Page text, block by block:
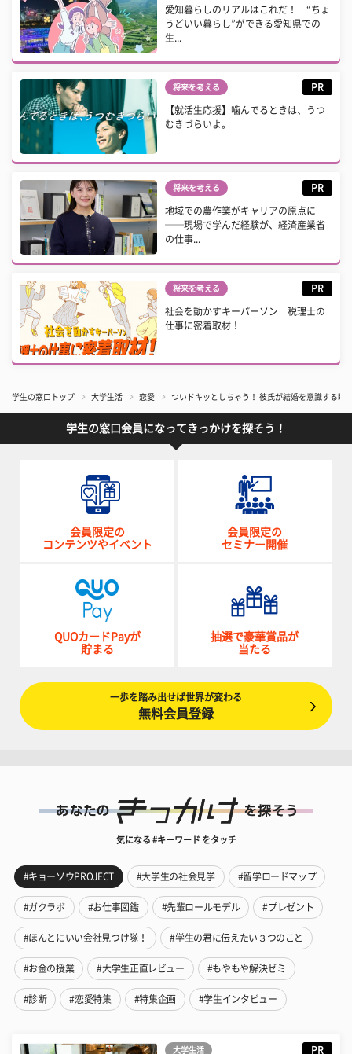
愛知暮らしのリアルはこれだ！ “ちょ
うどいい暮らし”ができる愛知県での
生...
将来を考える PR
【就活生応援】噛んでるときは、うつ
むきづらいよ。
将来を考える PR
地域での農作業がキャリアの原点に
──現場で学んだ経験が、経済産業省
の仕事...
将来を考える PR
社会を動かすキーパーソン 税理士の
仕事に密着取材！
学生の窓口トップ 大学生活 恋愛 ついドキッとしちゃう！ 彼氏が結婚を意識する瞬
学生の窓口会員になってきっかけを探そう！
会員限定の
コンテンツやイベント
会員限定の
セミナー開催
QUOカードPayが
貯まる
抽選で豪華賞品が
当たる
一歩を踏み出せば世界が変わる
無料会員登録
気になる #キーワード をタッチ
#キョーソウPROJECT #大学生の社会見学 #留学ロードマップ
#ガクラボ #お仕事図鑑 #先輩ロールモデル #プレゼント
#ほんとにいい会社見つけ隊！ #学生の君に伝えたい３つのこと
#お金の授業 #大学生正直レビュー #もやもや解決ゼミ
#診断 #恋愛特集 #特集企画 #学生インタビュー
大学生活 PR